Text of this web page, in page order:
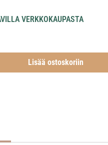
VERKKOKAUPASTA
Lisää ostoskoriin